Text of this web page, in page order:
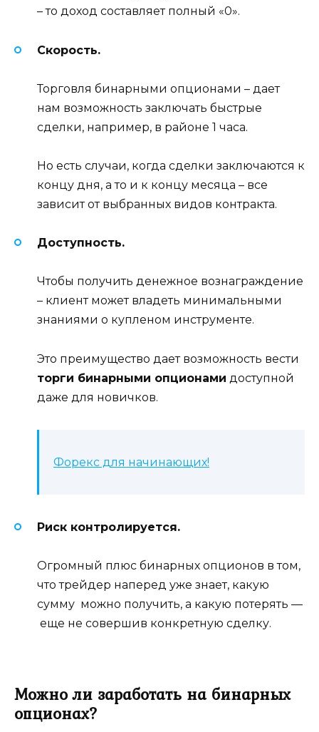
– то доход составляет полный «0».
Скорость.
Торговля бинарными опционами – дает
нам возможность заключать быстрые
сделки, например, в районе 1 часа.
Но есть случаи, когда сделки заключаются к
концу дня, а то и к концу месяца – все
зависит от выбранных видов контракта.
Доступность.
Чтобы получить денежное вознаграждение
– клиент может владеть минимальными
знаниями о купленом инструменте.
Это преимущество дает возможность вести
торги бинарными опционами доступной
даже для новичков.
Форекс для начинающих!
Риск контролируется.
Огромный плюс бинарных опционов в том,
что трейдер наперед уже знает, какую
сумму можно получить, а какую потерять —
еще не совершив конкретную сделку.
Можно ли заработать на бинарных
опционах?